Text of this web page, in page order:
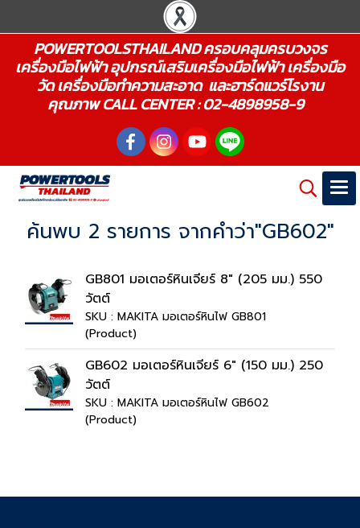
POWERTOOLSTHAILAND ครอบคลุมครบวงจร
เครื่องมือไฟฟ้า อุปกรณ์เสริมเครื่องมือไฟฟ้า เครื่องมือ
วัด เครื่องมือทำความสะอาด และฮาร์ดแวร์โรงาน
คุณภาพ CALL CENTER : 02-4898958-9
ค้นพบ 2 รายการ จากคำว่า"GB602"
GB801 มอเตอร์หินเจียร์ 8" (205 มม.) 550
วัตต์
SKU : MAKITA มอเตอร์หินไฟ GB801
(Product)
GB602 มอเตอร์หินเจียร์ 6" (150 มม.) 250
วัตต์
SKU : MAKITA มอเตอร์หินไฟ GB602
(Product)